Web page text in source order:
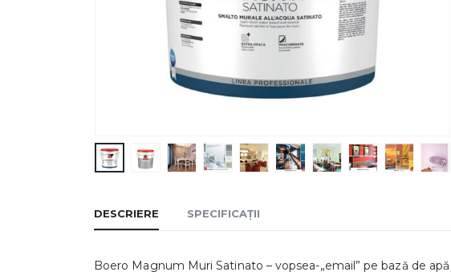
DESCRIERE SPECIFICAȚII
Boero Magnum Muri Satinato – vopsea-„email” pe bază de